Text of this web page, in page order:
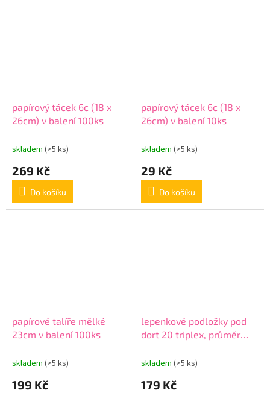
papírový tácek 6c (18 x
26cm) v balení 100ks
skladem (>5 ks)
269 Kč
Do košíku
papírový tácek 6c (18 x
26cm) v balení 10ks
skladem (>5 ks)
29 Kč
Do košíku
papírové talíře mělké
23cm v balení 100ks
skladem (>5 ks)
199 Kč
lepenkové podložky pod
dort 20 triplex, průměr
skladem (>5 ks)
179 Kč